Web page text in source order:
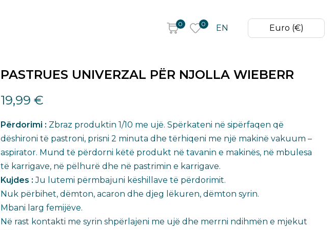
0 0 EN Euro (€)
PASTRUES UNIVERZAL PËR NJOLLA WIEBERR
19,99 €
Përdorimi : Zbraz produktin 1/10 me ujë. Spërkateni në sipërfaqen që
dëshironi të pastroni, prisni 2 minuta dhe tërhiqeni me një makinë vakuum –
aspirator. Mund të përdorni këtë produkt në tavanin e makinës, në mbulesa
të karrigave, në pëlhurë dhe në pastrimin e karrigave.
​Kujdes : Ju lutemi përmbajuni këshillave të përdorimit​.
Nuk përbihet, dëmton, acaron dhe djeg lëkuren, dëmton syrin.​
Mbani larg femijëve.​
Në rast kontakti me syrin shpërlajeni me ujë dhe merrni ndihmën e mjekut